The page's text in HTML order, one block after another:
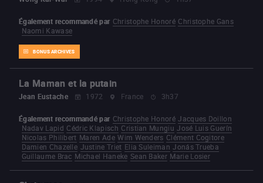
BONUS ARCHIVES
Également recommandé par Christophe Honoré Christophe Gans
Naomi Kawase
La Maman et la putain
Jean Eustache 1972 France 3h37
Également recommandé par Christophe Honoré Jacques Doillon
Nadav Lapid Cédric Klapisch Cristian Mungiu José Luis Guerín
Nicolas Philibert Maren Ade Wim Wenders Clément Cogitore
Damien Chazelle Justine Triet Elia Suleiman Jonás Trueba
Guillaume Brac Michael Haneke Sean Baker Marie Losier